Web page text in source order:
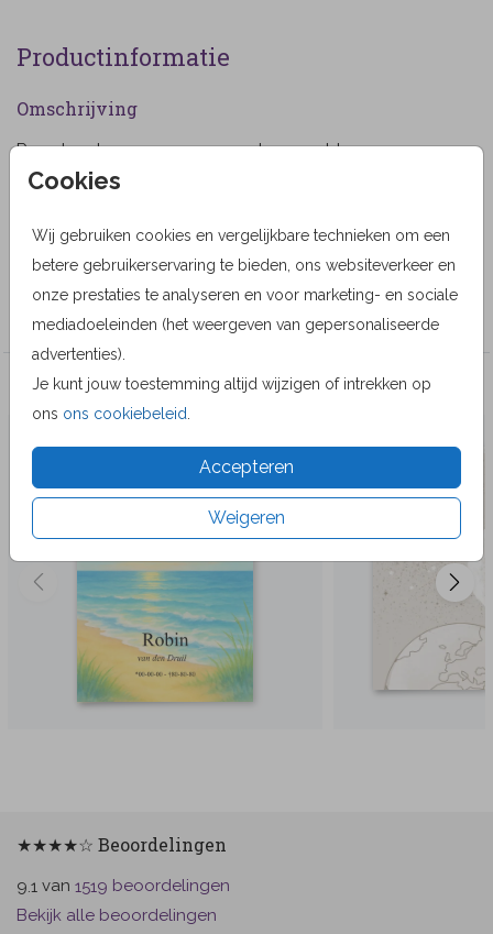
Cookies
Wij gebruiken cookies en vergelijkbare technieken om een
betere gebruikerservaring te bieden, ons websiteverkeer en
onze prestaties te analyseren en voor marketing- en sociale
mediadoeleinden (het weergeven van gepersonaliseerde
advertenties).
Je kunt jouw toestemming altijd wijzigen of intrekken op
ons ons cookiebeleid
Accepteren
Weigeren
Productinformatie
Omschrijving
Rouwkaart voor een vrouw met paarse bloemen en
een prachtige vlinder. (764)
iDesign Stationery
Collectie
Veel gekozen producten
★★★★☆ Beoordelingen
9.1 van 1519 beoordelingen
Bekijk alle beoordelingen